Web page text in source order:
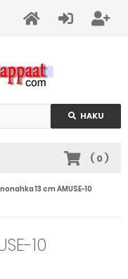
HAKU
( 0)
13 cm AMUSE-10
10